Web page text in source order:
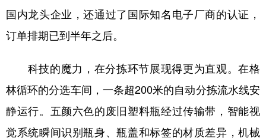
国内龙头企业，还通过了国际知名电子厂商的认证，
订单排期已到半年之后。
科技的魔力，在分拣环节展现得更为直观。在格
林循环的分选车间，一条超200米的自动分拣流水线安
静运行。五颜六色的废旧塑料瓶经过传输带，智能视
觉系统瞬间识别瓶身、瓶盖和标签的材质差异，机械